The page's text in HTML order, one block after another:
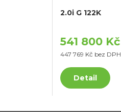
2.0i G 122K
541 800 Kč
447 769 Kč bez DPH
Detail